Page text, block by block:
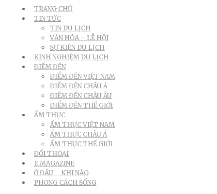
TRANG CHỦ
TIN TỨC
TIN DU LỊCH
VĂN HÓA – LỄ HỘI
SỰ KIỆN DU LỊCH
KINH NGHIỆM DU LỊCH
ĐIỂM ĐẾN
ĐIỂM ĐẾN VIỆT NAM
ĐIỂM ĐẾN CHÂU Á
ĐIỂM ĐẾN CHÂU ÂU
ĐIỂM ĐẾN THẾ GIỚI
ẨM THỰC
ẨM THỰC VIỆT NAM
ẨM THỰC CHÂU Á
ẨM THỰC THẾ GIỚI
ĐỐI THOẠI
E.MAGAZINE
Ở ĐÂU – KHI NÀO
PHONG CÁCH SỐNG